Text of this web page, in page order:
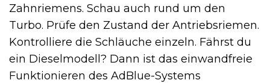
Zahnriemens. Schau auch rund um den
Turbo. Prüfe den Zustand der Antriebsriemen.
Kontrolliere die Schläuche einzeln. Fährst du
ein Dieselmodell? Dann ist das einwandfreie
Funktionieren des AdBlue-Systems